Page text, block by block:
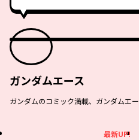
ガンダムエース
ガンダムのコミック満載、ガンダムエー
最新UP!